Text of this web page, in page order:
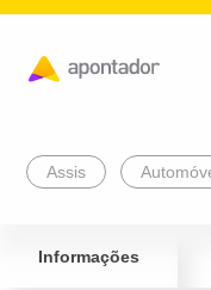
Assis
Informações